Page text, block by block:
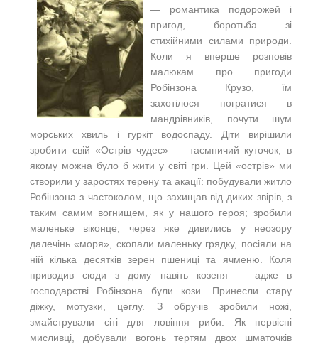
— романтика подорожей і
пригод, боротьба зі
стихійними силами природи.
Коли я вперше розповів
малюкам про пригоди
Робінзона Крузо, їм
захотілося погратися в
мандрівників, почути шум
морських хвиль і гуркіт водоспаду. Діти вирішили
зробити свій «Острів чудес» — таємничий куточок, в
якому можна було б жити у світі гри. Цей «острів» ми
створили у заростях терену та акації: побудували житло
Робінзона з частоколом, що захищав від диких звірів, з
таким самим вогнищем, як у нашого героя; зробили
маленьке віконце, через яке дивились у неозору
далечінь «моря», скопали маленьку грядку, посіяли на
ній кілька десятків зерен пшениці та ячменю. Коля
приводив сюди з дому навіть козеня — адже в
господарстві Робінзона були кози. Принесли стару
діжку, мотузки, цеглу. З обручів зробили ножі,
змайстрували сіті для ловіння риби. Як первісні
мисливці, добували вогонь тертям двох шматочків